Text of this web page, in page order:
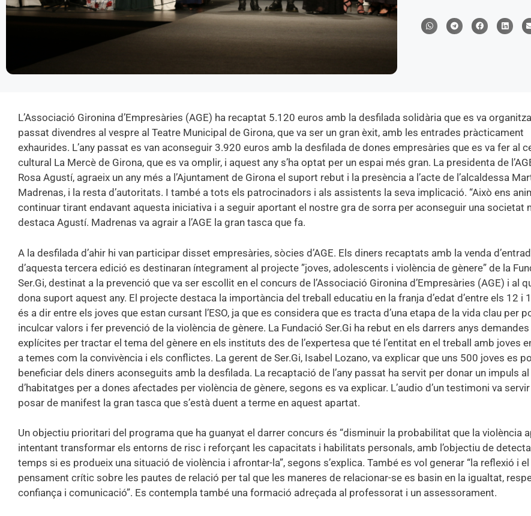
L’Associació Gironina d’Empresàries (AGE) ha recaptat 5.120 euros amb la desfilada solidària que es va
passat divendres al vespre al Teatre Municipal de Girona, que va ser un gran èxit, amb les entrades pràcticament
exhaurides. L’any passat es van aconseguir 3.920 euros amb la desfilada de dones empresàries que es va fer al
cultural La Mercè de Girona, que es va omplir, i aquest any s’ha optat per un espai més gran. La presidenta de
Rosa Agustí, agraeix un any més a l’Ajuntament de Girona el suport rebut i la presència a l’acte de l’alcaldessa
Madrenas, i la resta d’autoritats. I també a tots els patrocinadors i als assistents la seva implicació. “Això ens
continuar tirant endavant aquesta iniciativa i a seguir aportant el nostre gra de sorra per aconseguir una societat
destaca Agustí. Madrenas va agrair a l’AGE la gran tasca que fa.
A la desfilada d’ahir hi van participar disset empresàries, sòcies d’AGE. Els diners recaptats amb la venda
d’aquesta tercera edició es destinaran íntegrament al projecte ”joves, adolescents i violència de gènere” de la
Ser.Gi, destinat a la prevenció que va ser escollit en el concurs de l’Associació Gironina d’Empresàries (AGE) i al
dona suport aquest any. El projecte destaca la importància del treball educatiu en la franja d’edat d’entre els 12 i
és a dir entre els joves que estan cursant l’ESO, ja que es considera que es tracta d’una etapa de la vida clau per
inculcar valors i fer prevenció de la violència de gènere. La Fundació Ser.Gi ha rebut en els darrers anys demandes
explícites per tractar el tema del gènere en els instituts des de l’expertesa que té l’entitat en el treball amb joves
a temes com la convivència i els conflictes. La gerent de Ser.Gi, Isabel Lozano, va explicar que uns 500 joves es
beneficiar dels diners aconseguits amb la desfilada. La recaptació de l’any passat ha servit per donar un impuls
d’habitatges per a dones afectades per violència de gènere, segons es va explicar. L’audio d’un testimoni va
posar de manifest la gran tasca que s’està duent a terme en aquest apartat.
Un objectiu prioritari del programa que ha guanyat el darrer concurs és “disminuir la probabilitat que la violència
intentant transformar els entorns de risc i reforçant les capacitats i habilitats personals, amb l’objectiu de
temps si es produeix una situació de violència i afrontar-la”, segons s’explica. També es vol generar “la reflexió i el
pensament crític sobre les pautes de relació per tal que les maneres de relacionar-se es basin en la igualtat,
confiança i comunicació”. Es contempla també una formació adreçada al professorat i un assessorament.